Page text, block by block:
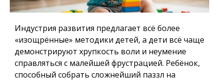
Индустрия развития предлагает всё более
«изощрённые» методики детей, а дети всё чаще
демонстрируют хрупкость воли и неумение
справляться с малейшей фрустрацией. Ребёнок,
способный собрать сложнейший паззл на